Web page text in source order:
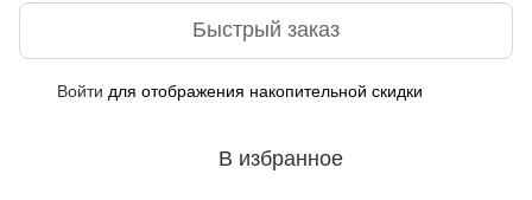
Быстрый заказ
Войти для отображения накопительной скидки
В избранное